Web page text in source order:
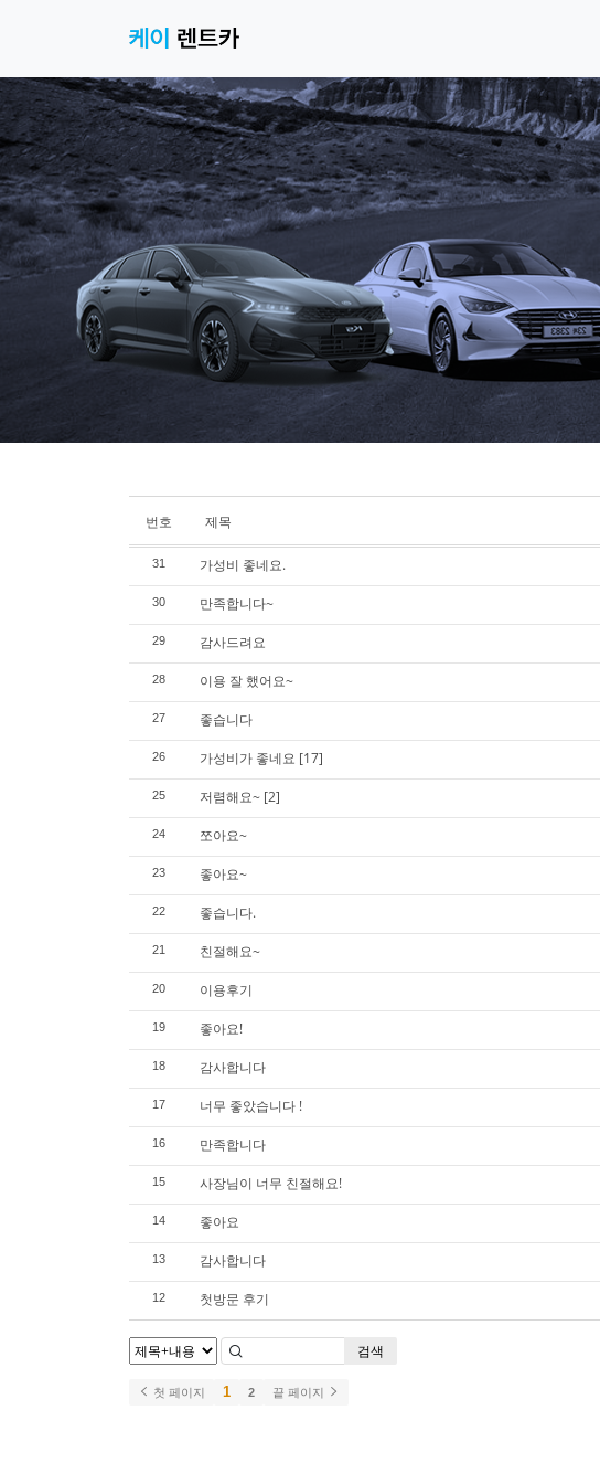
번호 제목
31 가성비 좋네요.
30 만족합니다~
29 감사드려요
28 이용 잘 했어요~
27 좋습니다
26 가성비가 좋네요 [17]
25 저렴해요~ [2]
24 쪼아요~
23 좋아요~
22 좋습니다.
21 친절해요~
20 이용후기
19 좋아요!
18 감사합니다
17 너무 좋았습니다 !
16 만족합니다
15 사장님이 너무 친절해요!
14 좋아요
13 감사합니다
12 첫방문 후기
검색
첫 페이지 1 2 끝 페이지